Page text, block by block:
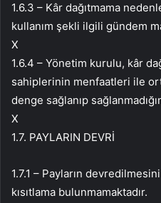
1.6.3 – Kâr dağıtmama
kullanım şekli ilgili gündem
X
1.6.4 – Yönetim kurulu, kâr
sahiplerinin menfaatleri ile
denge sağlanıp
X
1.7. PAYLARIN DEVRİ
1.7.1 – Payların
kısıtlama bulunmamaktadır.